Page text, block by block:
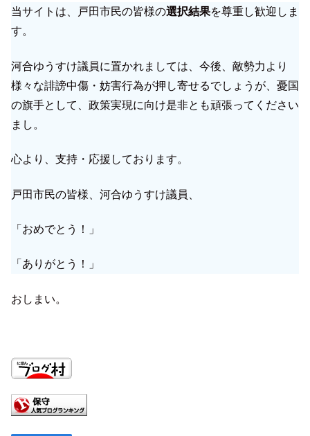
当サイトは、戸田市民の皆様の選択結果を尊重し歓迎しま
す。
河合ゆうすけ議員に置かれましては、今後、敵勢力より
様々な誹謗中傷・妨害行為が押し寄せるでしょうが、憂国
の旗手として、政策実現に向け是非とも頑張ってください
まし。
心より、支持・応援しております。
戸田市民の皆様、河合ゆうすけ議員、
「おめでとう！」
「ありがとう！」
おしまい。